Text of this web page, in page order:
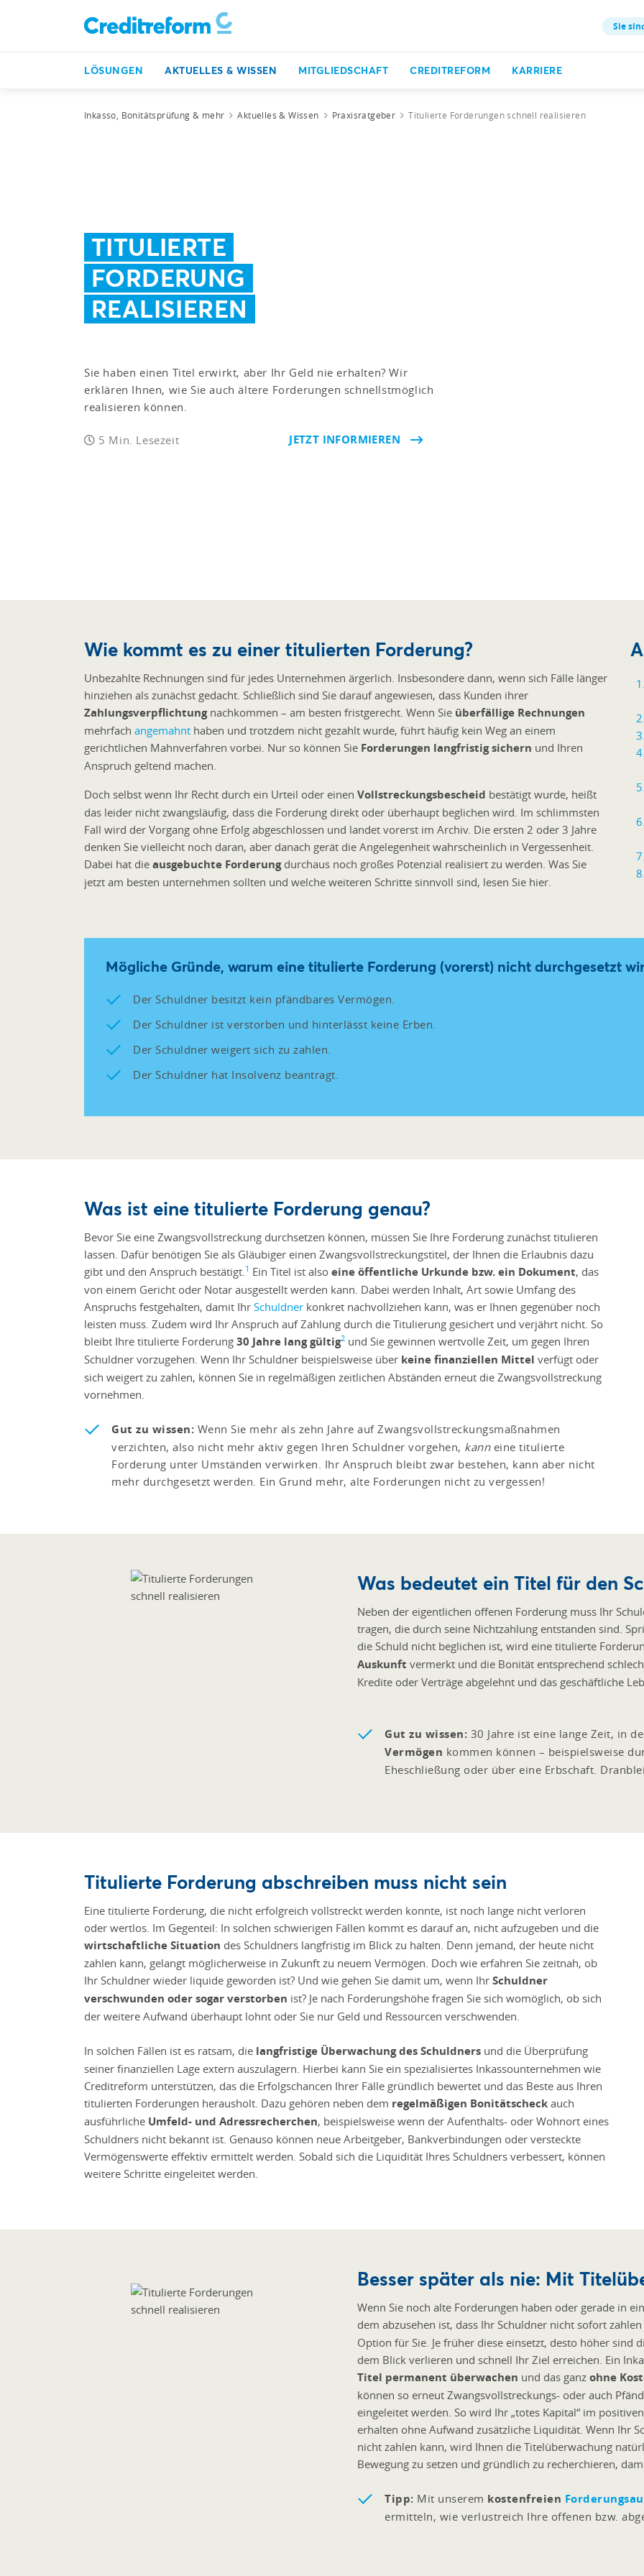
Sie
LÖSUNGEN AKTUELLES & WISSEN MITGLIEDSCHAFT CREDITREFORM KARRIERE
Inkasso, Bonitätsprüfung & mehr Aktuelles & Wissen Praxisratgeber Titulierte Forderungen schnell realisieren
TITULIERTE
FORDERUNG
REALISIEREN
Sie haben einen Titel erwirkt, aber Ihr Geld nie erhalten? Wir
erklären Ihnen, wie Sie auch ältere Forderungen schnellstmöglich
realisieren können.
5 Min. Lesezeit JETZT INFORMIEREN
Wie kommt es zu einer titulierten Forderung?
Unbezahlte Rechnungen sind für jedes Unternehmen ärgerlich. Insbesondere dann, wenn sich Fälle länger
hinziehen als zunächst gedacht. Schließlich sind Sie darauf angewiesen, dass Kunden ihrer
Zahlungsverpflichtungnachkommen – am besten fristgerecht. Wenn Sie überfällige Rechnungen
mehrfach angemahnt haben und trotzdem nicht gezahlt wurde, führt häufig kein Weg an einem
gerichtlichen Mahnverfahren vorbei. Nur so können Sie Forderungen langfristig sichern und Ihren
Anspruch geltend machen.
Doch selbst wenn Ihr Recht durch ein Urteil oder einen Vollstreckungsbescheid bestätigt wurde, heißt
das leider nicht zwangsläufig, dass die Forderung direkt oder überhaupt beglichen wird. Im schlimmsten
Fall wird der Vorgang ohne Erfolg abgeschlossen und landet vorerst im Archiv. Die ersten 2 oder 3 Jahre
denken Sie vielleicht noch daran, aber danach gerät die Angelegenheit wahrscheinlich in Vergessenheit.
Dabei hat die ausgebuchte Forderungdurchaus noch großes Potenzial realisiert zu werden. Was Sie
jetzt am besten unternehmen sollten und welche weiteren Schritte sinnvoll sind, lesen Sie hier.
Mögliche Gründe, warum eine titulierte Forderung (vorerst) nicht durchgesetzt
Der Schuldner besitzt kein pfändbares Vermögen.
Der Schuldner ist verstorben und hinterlässt keine Erben.
Der Schuldner weigert sich zu zahlen.
Der Schuldner hat Insolvenz beantragt.
Was ist eine titulierte Forderung genau?
Bevor Sie eine Zwangsvollstreckung durchsetzen können, müssen Sie Ihre Forderung zunächst titulieren
lassen. Dafür benötigen Sie als Gläubiger einen Zwangsvollstreckungstitel, der Ihnen die Erlaubnis dazu
gibt und den Anspruch bestätigt.1 Ein Titel ist also eine öffentliche Urkunde bzw. ein Dokument, das
von einem Gericht oder Notar ausgestellt werden kann. Dabei werden Inhalt, Art sowie Umfang des
Anspruchs festgehalten, damit Ihr Schuldner konkret nachvollziehen kann, was er Ihnen gegenüber noch
leisten muss. Zudem wird Ihr Anspruch auf Zahlung durch die Titulierung gesichert und verjährt nicht. So
bleibt Ihre titulierte Forderung 30 Jahre lang gültig2 und Sie gewinnen wertvolle Zeit, um gegen Ihren
Schuldner vorzugehen. Wenn Ihr Schuldner beispielsweise über keine finanziellen Mittel verfügt oder
sich weigert zu zahlen, können Sie in regelmäßigen zeitlichen Abständen erneut die Zwangsvollstreckung
vornehmen.
Gut zu wissen: Wenn Sie mehr als zehn Jahre auf Zwangsvollstreckungsmaßnahmen
verzichten, also nicht mehr aktiv gegen Ihren Schuldner vorgehen, kanneine titulierte
Forderung unter Umständen verwirken. Ihr Anspruch bleibt zwar bestehen, kann aber nicht
mehr durchgesetzt werden. Ein Grund mehr, alte Forderungen nicht zu vergessen!
Was bedeutet ein Titel für den
Neben der eigentlichen offenen Forderung muss Ihr
tragen, die durch seine Nichtzahlung entstanden sind.
die Schuld nicht beglichen ist, wird eine titulierte
Auskunft vermerkt und die Bonität entsprechend
Kredite oder Verträge abgelehnt und das geschäftliche
Gut zu wissen: 30 Jahre ist eine lange Zeit, in
Vermögen kommen können – beispielsweise
Eheschließung oder über eine Erbschaft.
Titulierte Forderung abschreiben muss nicht sein
Eine titulierte Forderung, die nicht erfolgreich vollstreckt werden konnte, ist noch lange nicht verloren
oder wertlos. Im Gegenteil: In solchen schwierigen Fällen kommt es darauf an, nicht aufzugeben und die
wirtschaftliche Situation des Schuldners langfristig im Blick zu halten. Denn jemand, der heute nicht
zahlen kann, gelangt möglicherweise in Zukunft zu neuem Vermögen. Doch wie erfahren Sie zeitnah, ob
Ihr Schuldner wieder liquide geworden ist? Und wie gehen Sie damit um, wenn Ihr Schuldner
verschwunden oder sogar verstorben ist? Je nach Forderungshöhe fragen Sie sich womöglich, ob sich
der weitere Aufwand überhaupt lohnt oder Sie nur Geld und Ressourcen verschwenden.
In solchen Fällen ist es ratsam, die langfristige Überwachung des Schuldners und die Überprüfung
seiner finanziellen Lage extern auszulagern. Hierbei kann Sie ein spezialisiertes Inkassounternehmen wie
Creditreform unterstützen, das die Erfolgschancen Ihrer Fälle gründlich bewertet und das Beste aus Ihren
titulierten Forderungen herausholt. Dazu gehören neben dem regelmäßigen Bonitätscheck auch
ausführliche Umfeld- und Adressrecherchen, beispielsweise wenn der Aufenthalts- oder Wohnort eines
Schuldners nicht bekannt ist. Genauso können neue Arbeitgeber, Bankverbindungen oder versteckte
Vermögenswerte effektiv ermittelt werden. Sobald sich die Liquidität Ihres Schuldners verbessert, können
weitere Schritte eingeleitet werden.
Besser später als nie: Mit
Wenn Sie noch alte Forderungen haben oder gerade in
dem abzusehen ist, dass Ihr Schuldner nicht sofort
Option für Sie. Je früher diese einsetzt, desto höher sind
dem Blick verlieren und schnell Ihr Ziel erreichen. Ein
Titel permanent überwachen und das ganz ohne
können so erneut Zwangsvollstreckungs- oder auch
eingeleitet werden. So wird Ihr „totes Kapital“ im
erhalten ohne Aufwand zusätzliche Liquidität. Wenn Ihr
nicht zahlen kann, wird Ihnen die Titelüberwachung
Bewegung zu setzen und gründlich zu recherchieren,
Tipp: Mit unserem kostenfreien
ermitteln, wie verlustreich Ihre offenen bzw.